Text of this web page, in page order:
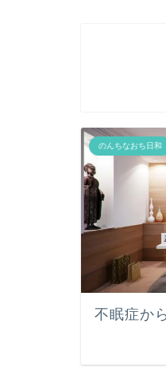
のんちなおち日和
不眠症か